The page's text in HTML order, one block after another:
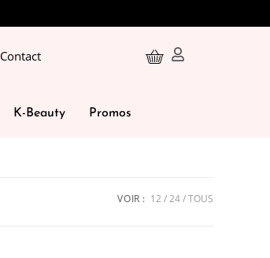
Contact
K-Beauty Promos
VOIR : 12 24 TOUS